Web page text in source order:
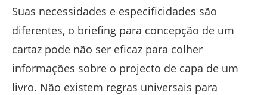
Suas necessidades e especificidades são
diferentes, o briefing para concepção de um
cartaz pode não ser eficaz para colher
informações sobre o projecto de capa de um
livro. Não existem regras universais para